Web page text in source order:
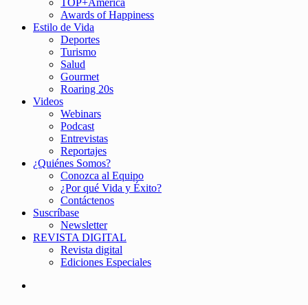
TOP+América
Awards of Happiness
Estilo de Vida
Deportes
Turismo
Salud
Gourmet
Roaring 20s
Videos
Webinars
Podcast
Entrevistas
Reportajes
¿Quiénes Somos?
Conozca al Equipo
¿Por qué Vida y Éxito?
Contáctenos
Suscríbase
Newsletter
REVISTA DIGITAL
Revista digital
Ediciones Especiales